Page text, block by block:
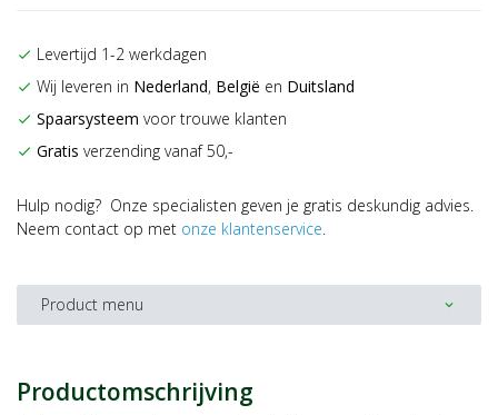
check Levertijd 1-2 werkdagen
check Wij leveren in Nederland, België en Duitsland
check Spaarsysteem voor trouwe klanten
check Gratis verzending vanaf 50,-
Hulp nodig? Onze specialisten geven je gratis deskundig advies.
Neem contact op met onze klantenservice.
Product menu expand_more
Productomschrijving